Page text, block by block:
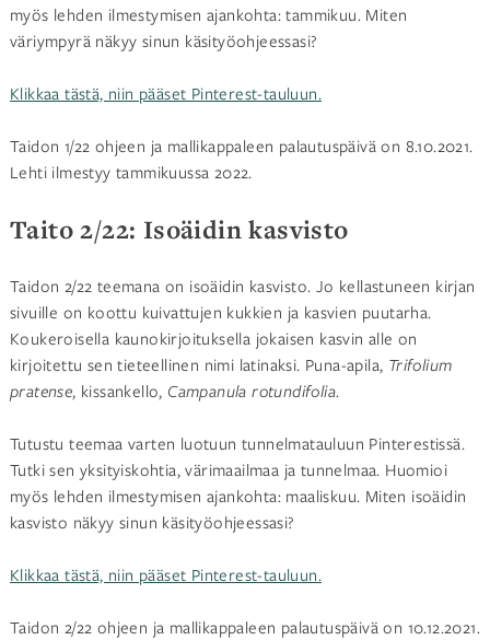
myös lehden ilmestymisen ajankohta: tammikuu. Miten
väriympyrä näkyy sinun käsityöohjeessasi?
Klikkaa tästä, niin pääset Pinterest-tauluun.
Taidon 1/22 ohjeen ja mallikappaleen palautuspäivä on 8.10.2021.
Lehti ilmestyy tammikuussa 2022.
Taito 2/22: Isoäidin kasvisto
Taidon 2/22 teemana on isoäidin kasvisto. Jo kellastuneen kirjan
sivuille on koottu kuivattujen kukkien ja kasvien puutarha.
Koukeroisella kaunokirjoituksella jokaisen kasvin alle on
kirjoitettu sen tieteellinen nimi latinaksi. Puna-apila, Trifolium
pratense, kissankello, Campanula rotundifolia.
Tutustu teemaa varten luotuun tunnelmatauluun Pinterestissä.
Tutki sen yksityiskohtia, värimaailmaa ja tunnelmaa. Huomioi
myös lehden ilmestymisen ajankohta: maaliskuu. Miten isoäidin
kasvisto näkyy sinun käsityöohjeessasi?
Klikkaa tästä, niin pääset Pinterest-tauluun.
Taidon 2/22 ohjeen ja mallikappaleen palautuspäivä on 10.12.2021.